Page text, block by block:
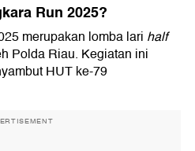
Run 2025?
merupakan lomba lari half
Polda Riau. Kegiatan ini
HUT ke-79